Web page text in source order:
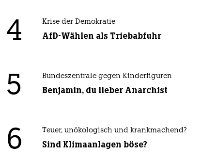
4 Krise der Demokratie
AfD-Wählen als Triebabfuhr
5 Bundeszentrale gegen Kinderfiguren
Benjamin, du lieber Anarchist
6 Teuer, unökologisch und krankmachend?
Sind Klimaanlagen böse?